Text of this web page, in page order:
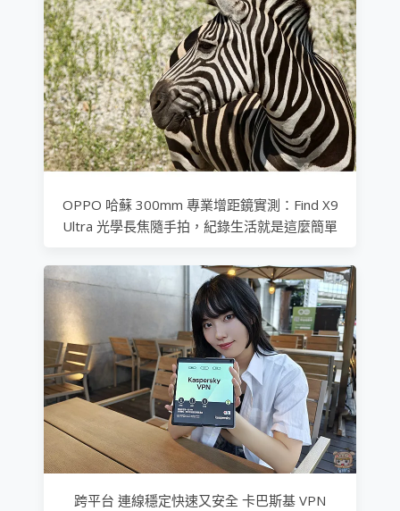
OPPO 哈蘇 300mm 專業增距鏡實測：Find X9
Ultra 光學長焦隨手拍，紀錄生活就是這麼簡單
跨平台 連線穩定快速又安全 卡巴斯基 VPN